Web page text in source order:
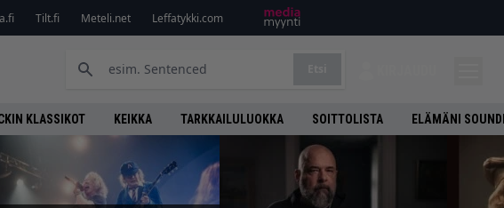
Tilt.fi Meteli.net Leffatykki.com
KLASSIKOT KEIKKA TARKKAILULUOKKA SOITTOLISTA ELÄMÄNI